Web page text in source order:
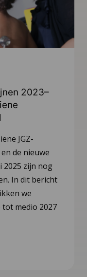
2023–
JGZ-
de nieuwe
2025 zijn nog
In dit bericht
we
medio 2027